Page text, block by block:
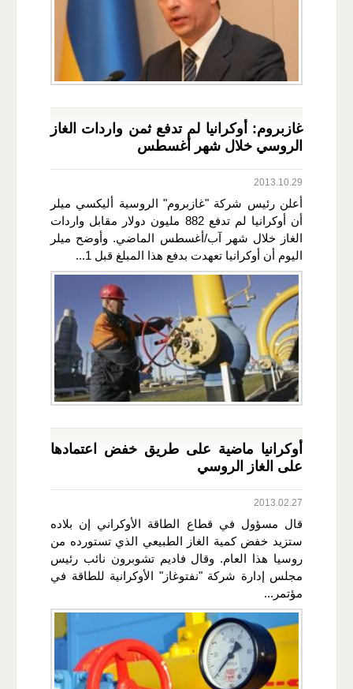
غازبروم: أوكرانيا لم تدفع ثمن واردات الغاز
الروسي خلال شهر أغسطس
2013.10.29
أعلن رئيس شركة "غازبروم" الروسية أليكسي ميلر
أن أوكرانيا لم تدفع 882 مليون دولار مقابل واردات
الغاز خلال شهر آب/أغسطس الماضي. وأوضح ميلر
اليوم أن أوكرانيا تعهدت بدفع هذا المبلغ قبل 1...
أوكرانيا ماضية على طريق خفض اعتمادها
على الغاز الروسي
2013.02.27
قال مسؤول في قطاع الطاقة الأوكراني إن بلاده
ستزيد خفض كمية الغاز الطبيعي الذي تستورده من
روسيا هذا العام. وقال فاديم تشوبرون نائب رئيس
مجلس إدارة شركة "نفتوغاز" الأوكرانية للطاقة في
مؤتمر...